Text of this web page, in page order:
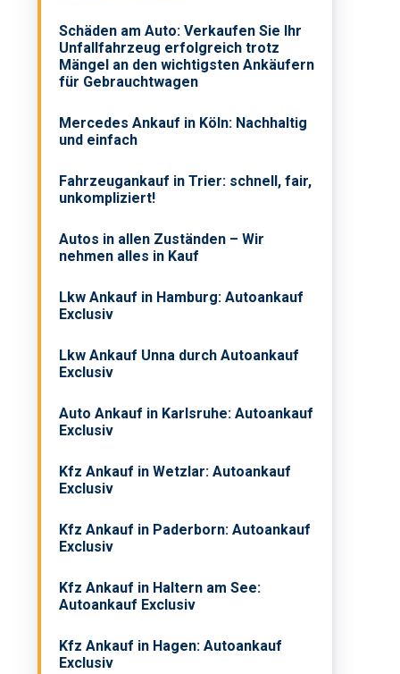
Schäden am Auto: Verkaufen Sie Ihr
Unfallfahrzeug erfolgreich trotz
Mängel an den wichtigsten Ankäufern
für Gebrauchtwagen
Mercedes Ankauf in Köln: Nachhaltig
und einfach
Fahrzeugankauf in Trier: schnell, fair,
unkompliziert!
Autos in allen Zuständen – Wir
nehmen alles in Kauf
Lkw Ankauf in Hamburg: Autoankauf
Exclusiv
Lkw Ankauf Unna durch Autoankauf
Exclusiv
Auto Ankauf in Karlsruhe: Autoankauf
Exclusiv
Kfz Ankauf in Wetzlar: Autoankauf
Exclusiv
Kfz Ankauf in Paderborn: Autoankauf
Exclusiv
Kfz Ankauf in Haltern am See:
Autoankauf Exclusiv
Kfz Ankauf in Hagen: Autoankauf
Exclusiv